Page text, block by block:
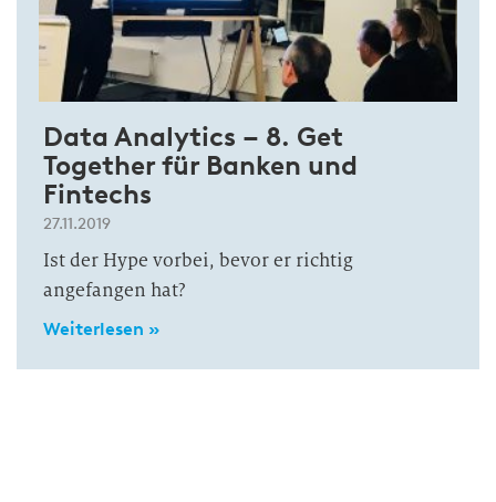
Data Analytics – 8. Get
Together für Banken und
Fintechs
27.11.2019
Ist der Hype vorbei, bevor er richtig
angefangen hat?
Weiterlesen »